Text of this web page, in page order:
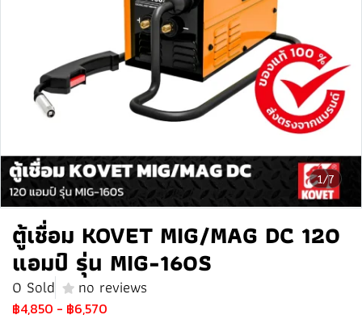
1/7
ตู้เชื่อม KOVET MIG/MAG DC 120
แอมป์ รุ่น MIG-160S
0 Sold no reviews
฿4,850 - ฿6,570